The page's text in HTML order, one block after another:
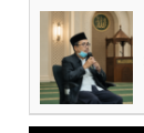
Wali Kota
Pengurus
Depok